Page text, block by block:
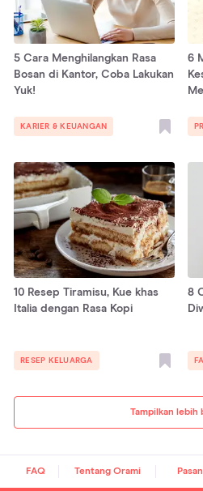
Tampilkan lebih
5 Cara Menghilangkan Rasa
Bosan di Kantor, Coba Lakukan
Yuk!
KARIER & KEUANGAN
6
10 Resep Tiramisu, Kue khas
Italia dengan Rasa Kopi
RESEP KELUARGA
8
FAQ Tentang Orami